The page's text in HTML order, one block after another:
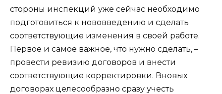
стороны инспекций уже сейчас необходимо
подготовиться к нововведению и сделать
соответствующие изменения в своей работе.
Первое и самое важное, что нужно сделать, –
провести ревизию договоров и внести
соответствующие корректировки. Вновых
договорах целесообразно сразу учесть